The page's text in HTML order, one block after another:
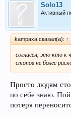
Solo13
Активный
kampaxa сказал(а): ↑
согласен, это кто к
стопов не более
Просто людям
по себе знаю.
потеря